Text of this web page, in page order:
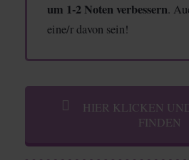
um 1-2 Noten verbessern.
eine/r davon sein!
HIER KLICKEN
FINDEN